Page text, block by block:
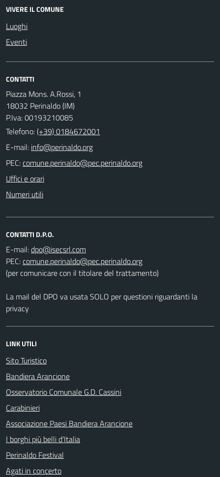
VIVERE IL COMUNE
Luoghi
Eventi
CONTATTI
Piazza Mons. A.Rossi, 1
18032 Perinaldo (IM)
P.Iva: 00193210085
Telefono:(+39) 0184672001
E-mail:
PEC:
Uffici e orari
Numeri utili
CONTATTI D.P.O.
E-mail:
PEC:
(per comunicare con il titolare del trattamento)
La mail del DPO va usata SOLO per questioni riguardanti la
privacy
LINK UTILI
Sito Turistico
Bandiera Arancione
Osservatorio Comunale G.D. Cassini
Carabinieri
Associazione Paesi Bandiera Arancione
I borghi più belli d’Italia
Perinaldo Festival
Agati in concerto